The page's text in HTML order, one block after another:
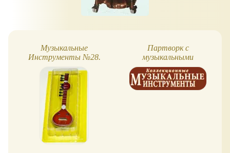
Музыкальные
Инструменты №28.
Ситар
Партворк с
музыкальными
инструментами
Strumenti musicali